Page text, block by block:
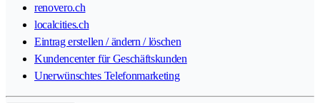
renovero.ch
localcities.ch
Eintrag erstellen / ändern / löschen
Kundencenter für Geschäftskunden
Unerwünschtes Telefonmarketing